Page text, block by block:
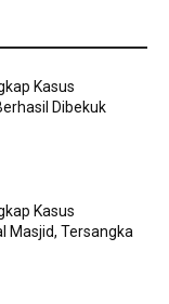
Kasus
Dibekuk
Kasus
Masjid, Tersangka